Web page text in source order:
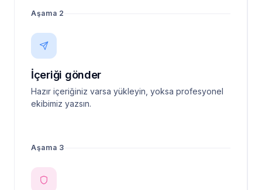
Aşama 2
İçeriği gönder
Hazır içeriğiniz varsa yükleyin, yoksa profesyonel
ekibimiz yazsın.
Aşama 3